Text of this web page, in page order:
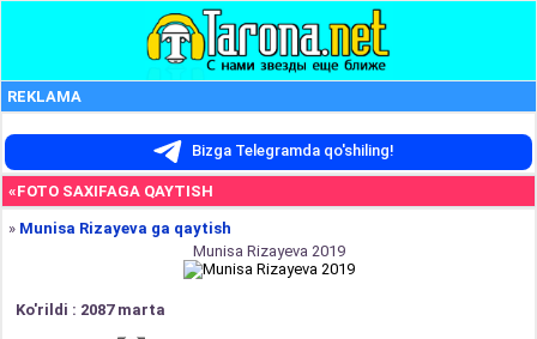
REKLAMA
Bizga Telegramda qo'shiling!
«FOTO SAXIFAGA QAYTISH
» Munisa Rizayeva ga qaytish
Munisa Rizayeva 2019
Ko'rildi : 2087 marta